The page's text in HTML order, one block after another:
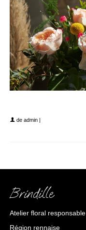
de admin |
Brindille
Atelier floral responsable
Région rennaise